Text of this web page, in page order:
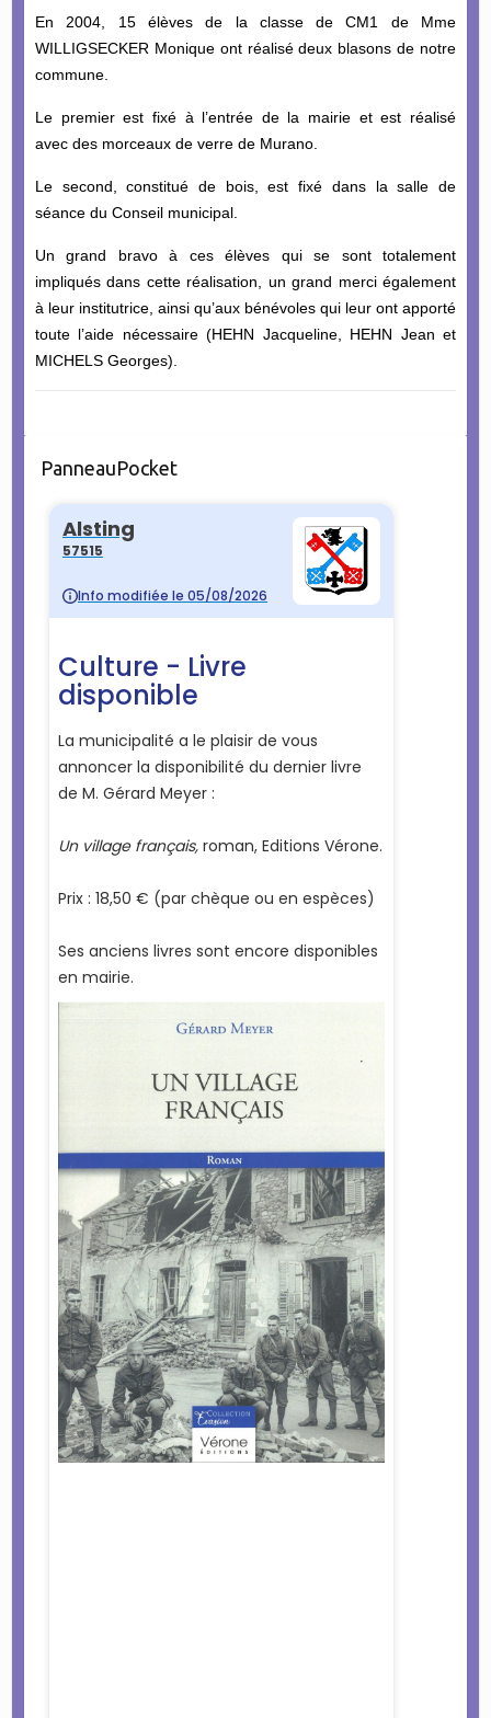
En 2004, 15 élèves de la classe de CM1 de Mme
WILLIGSECKER Monique ont réalisé deux blasons de notre
commune.
Le premier est fixé à l’entrée de la mairie et est réalisé
avec des morceaux de verre de Murano.
Le second, constitué de bois, est fixé dans la salle de
séance du Conseil municipal.
Un grand bravo à ces élèves qui se sont totalement
impliqués dans cette réalisation, un grand merci également
à leur institutrice, ainsi qu’aux bénévoles qui leur ont apporté
toute l’aide nécessaire (HEHN Jacqueline, HEHN Jean et
MICHELS Georges).
PanneauPocket